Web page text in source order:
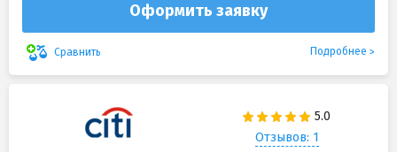
Оформить заявку
Сравнить Подробнее
Отзывов: 1